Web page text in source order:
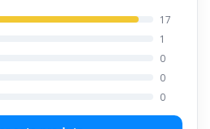
17
1
0
0
0